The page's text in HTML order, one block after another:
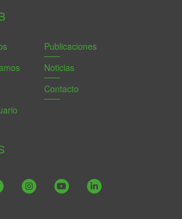
Publicaciones
Noticias
Contacto